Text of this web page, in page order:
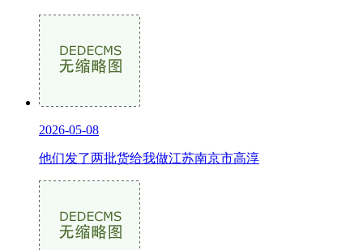
2026-05-08
他们发了两批货给我做江苏南京市高淳